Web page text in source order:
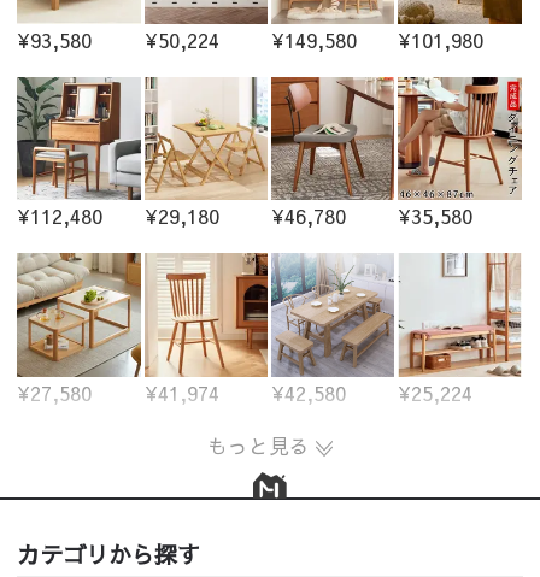
¥93,580 ¥50,224 ¥149,580 ¥101,980
¥112,480 ¥29,180 ¥46,780 ¥35,580
¥27,580 ¥41,974 ¥42,580
¥25,224
もっと見る
カテゴリから探す